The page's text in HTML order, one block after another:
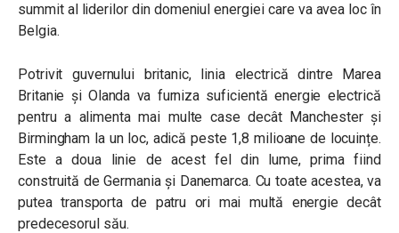
summit al liderilor din domeniul energiei care va avea loc în
Belgia.
Potrivit guvernului britanic, linia electrică dintre Marea
Britanie și Olanda va furniza suficientă energie electrică
pentru a alimenta mai multe case decât Manchester și
Birmingham la un loc, adică peste 1,8 milioane de locuințe.
Este a doua linie de acest fel din lume, prima fiind
construită de Germania și Danemarca. Cu toate acestea, va
putea transporta de patru ori mai multă energie decât
predecesorul său.